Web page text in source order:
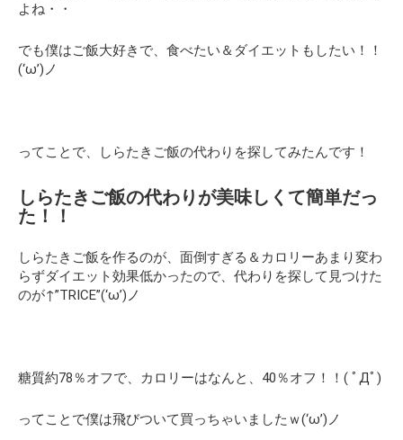
よね・・
でも僕はご飯大好きで、食べたい＆ダイエットもしたい！！
(‘ω’)ノ
ってことで、しらたきご飯の代わりを探してみたんです！
しらたきご飯の代わりが美味しくて簡単だっ
た！！
しらたきご飯を作るのが、面倒すぎる＆カロリーあまり変わ
らずダイエット効果低かったので、代わりを探して見つけた
のが↑”TRICE”(‘ω’)ノ
糖質約78％オフで、カロリーはなんと、40％オフ！！( ﾟДﾟ)
ってことで僕は飛びついて買っちゃいましたｗ(‘ω’)ノ